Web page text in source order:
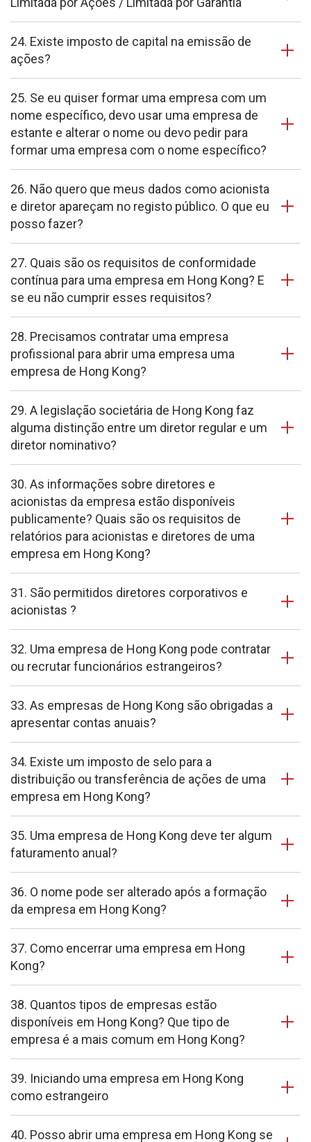
24. Existe imposto de capital na emissão de
ações?
25. Se eu quiser formar uma empresa com um
nome específico, devo usar uma empresa de
estante e alterar o nome ou devo pedir para
formar uma empresa com o nome específico?
26. Não quero que meus dados como acionista
e diretor apareçam no registo público. O que eu
posso fazer?
27. Quais são os requisitos de conformidade
contínua para uma empresa em Hong Kong? E
se eu não cumprir esses requisitos?
28. Precisamos contratar uma empresa
profissional para abrir uma empresa uma
empresa de Hong Kong?
29. A legislação societária de Hong Kong faz
alguma distinção entre um diretor regular e um
diretor nominativo?
30. As informações sobre diretores e
acionistas da empresa estão disponíveis
publicamente? Quais são os requisitos de
relatórios para acionistas e diretores de uma
empresa em Hong Kong?
31. São permitidos diretores corporativos e
acionistas ?
32. Uma empresa de Hong Kong pode contratar
ou recrutar funcionários estrangeiros?
33. As empresas de Hong Kong são obrigadas a
apresentar contas anuais?
34. Existe um imposto de selo para a
distribuição ou transferência de ações de uma
empresa em Hong Kong?
35. Uma empresa de Hong Kong deve ter algum
faturamento anual?
36. O nome pode ser alterado após a formação
da empresa em Hong Kong?
37. Como encerrar uma empresa em Hong
Kong?
38. Quantos tipos de empresas estão
disponíveis em Hong Kong? Que tipo de
empresa é a mais comum em Hong Kong?
39. Iniciando uma empresa em Hong Kong
como estrangeiro
40. Posso abrir uma empresa em Hong Kong se